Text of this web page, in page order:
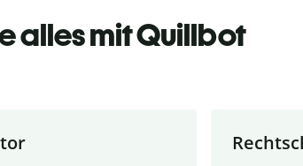
alles mit Quillbot